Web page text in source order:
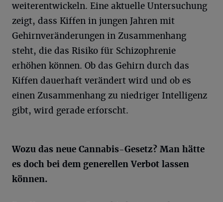
weiterentwickeln. Eine aktuelle Untersuchung
zeigt, dass Kiffen in jungen Jahren mit
Gehirnveränderungen in Zusammenhang
steht, die das Risiko für Schizophrenie
erhöhen können. Ob das Gehirn durch das
Kiffen dauerhaft verändert wird und ob es
einen Zusammenhang zu niedriger Intelligenz
gibt, wird gerade erforscht.
Wozu das neue Cannabis-Gesetz? Man hätte
es doch bei dem generellen Verbot lassen
können.